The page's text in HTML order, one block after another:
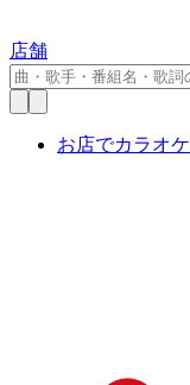
店舗
お店でカラオケ